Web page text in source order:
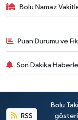
Bolu Namaz
Puan Durumu ve
Son Dakika
RSS
Bolu